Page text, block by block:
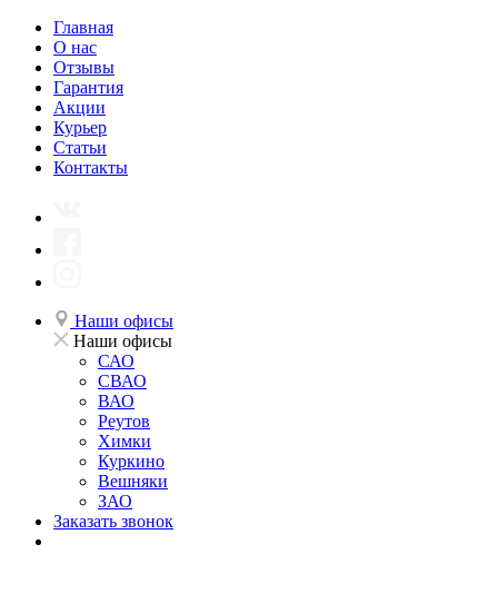
Главная
О нас
Отзывы
Гарантия
Акции
Курьер
Статьи
Контакты
Наши офисы
Наши офисы
САО
СВАО
ВАО
Реутов
Химки
Куркино
Вешняки
ЗАО
Заказать звонок